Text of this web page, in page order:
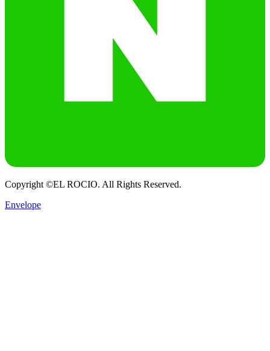
Copyright ©EL ROCIO. All Rights Reserved.
Envelope